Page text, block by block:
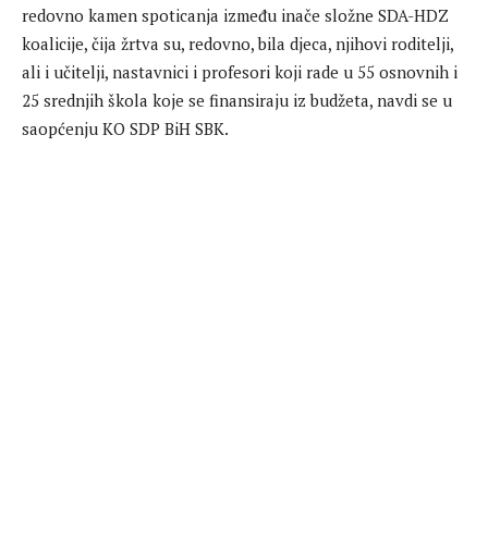
redovno kamen spoticanja između inače složne SDA-HDZ
koalicije, čija žrtva su, redovno, bila djeca, njihovi roditelji,
ali i učitelji, nastavnici i profesori koji rade u 55 osnovnih i
25 srednjih škola koje se finansiraju iz budžeta, navdi se u
saopćenju KO SDP BiH SBK.